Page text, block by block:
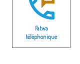
Fatwa
téléphonique